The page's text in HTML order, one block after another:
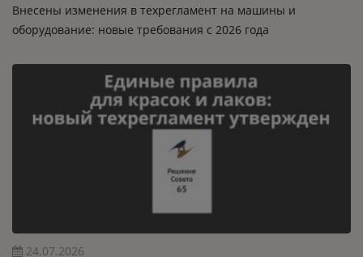
Внесены изменения в техрегламент на машины и
оборудование: новые требования с 2026 года
24.07.2026